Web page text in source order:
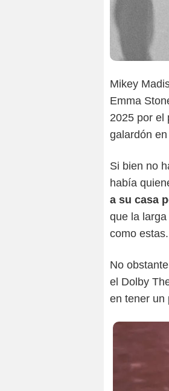
Mikey
Emma
2025 por el
galardón
Si bien no
había
a su casa
que la
como estas.
No
el Dolby
en tener un